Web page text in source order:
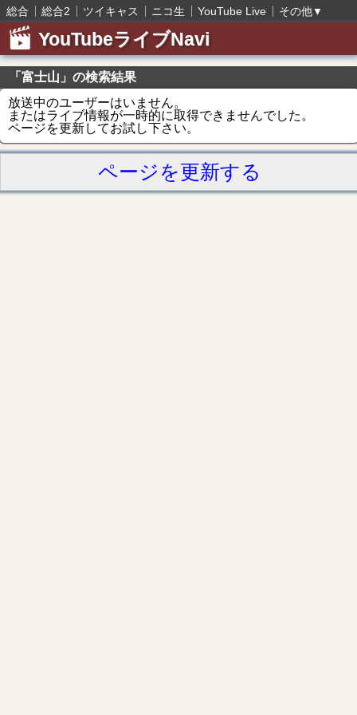
総合 総合2 ツイキャス ニコ生 YouTube Live その他▼
YouTubeライブNavi
「富士山」の検索結果
放送中のユーザーはいません。
またはライブ情報が一時的に取得できませんでした。
ページを更新してお試し下さい。
ページを更新する